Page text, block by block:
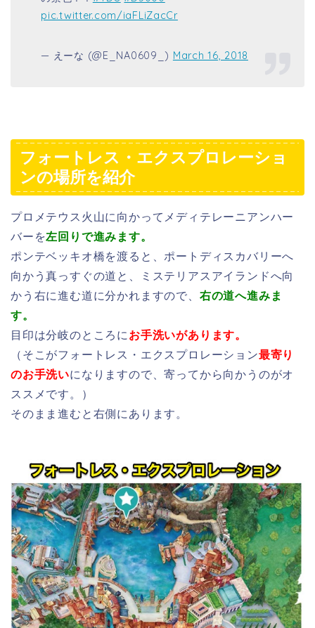
pic.twitter.com/iaFLiZacCr
— えーな (@E_NA0609_) March 16, 2018
フォートレス・エクスプロレーショ
ンの場所を紹介
プロメテウス火山に向かってメディテレーニアンハー
バーを左回りで進みます。
ポンテベッキオ橋を渡ると、ポートディスカバリーへ
向かう真っすぐの道と、ミステリアスアイランドへ向
かう右に進む道に分かれますので、 右の道へ進みま
す。
目印は分岐のところにお手洗いがあります。
（そこがフォートレス・エクスプロレーション最寄り
のお手洗いになりますので、寄ってから向かうのがオ
ススメです。）
そのまま進むと右側にあります。